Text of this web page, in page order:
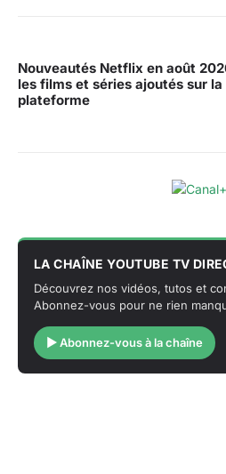
Nouveautés Netflix en août
les films et séries ajoutés sur la
plateforme
LA CHAÎNE YOUTUBE TV
Découvrez nos vidéos, tutos et
Abonnez-vous pour ne rien
▶ Abonnez-vous à la chaîne